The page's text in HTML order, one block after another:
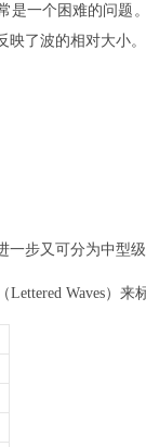
是一个困难的问
了波的相对大小
一步又可分为中型
Lettered Waves）